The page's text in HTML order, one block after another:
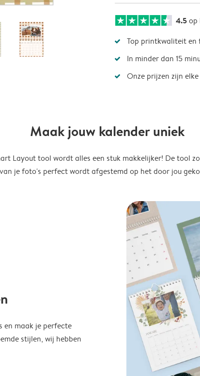
4.5op
Top printkwaliteit en
In minder dan 15
Onze prijzen zijn
Maak jouw kalender uniek
Layout tool wordt alles een stuk makkelijker! De tool
je foto's perfect wordt afgestemd op het door jou
en maak je perfecte
stijlen, wij hebben